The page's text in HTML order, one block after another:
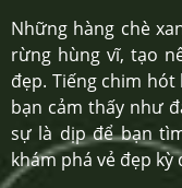
Những hàng chè
rừng hùng vĩ, tạo
đẹp. Tiếng chim
bạn cảm thấy như
sự là dịp để bạn
khám phá vẻ đẹp